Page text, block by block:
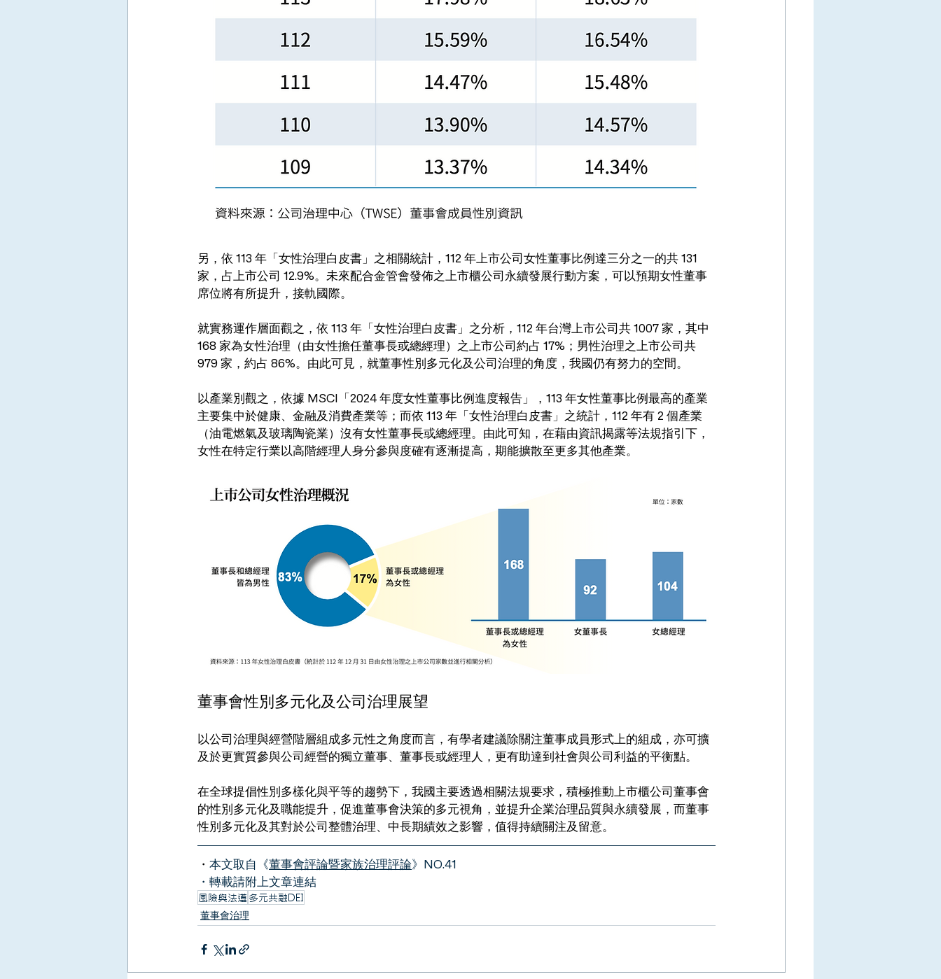
另，依 113 年「女性治理白皮書」之相關統計，112 年上市公司女性董事比例達三分之一的共 131
家，占上市公司 12.9%。未來配合金管會發佈之上市櫃公司永續發展行動方案，可以預期女性董事
席位將有所提升，接軌國際。
就實務運作層面觀之，依 113 年「女性治理白皮書」之分析，112 年台灣上市公司共 1007 家，其中
168 家為女性治理（由女性擔任董事長或總經理）之上市公司約占 17%；男性治理之上市公司共
979 家，約占 86%。由此可見，就董事性別多元化及公司治理的角度，我國仍有努力的空間。
以產業別觀之，依據 MSCI「2024 年度女性董事比例進度報告」，113 年女性董事比例最高的產業
主要集中於健康、金融及消費產業等；而依 113 年「女性治理白皮書」之統計，112 年有 2 個產業
（油電燃氣及玻璃陶瓷業）沒有女性董事長或總經理。由此可知，在藉由資訊揭露等法規指引下，
女性在特定行業以高階經理人身分參與度確有逐漸提高，期能擴散至更多其他產業。
董事會性別多元化及公司治理展望
以公司治理與經營階層組成多元性之角度而言，有學者建議除關注董事成員形式上的組成，亦可擴
及於更實質參與公司經營的獨立董事、董事長或經理人，更有助達到社會與公司利益的平衡點。
在全球提倡性別多樣化與平等的趨勢下，我國主要透過相關法規要求，積極推動上市櫃公司董事會
的性別多元化及職能提升，促進董事會決策的多元視角，並提升企業治理品質與永續發展，而董事
性別多元化及其對於公司整體治理、中長期績效之影響，值得持續關注及留意。
・ 本文取自《董事會評論暨家族治理評論》NO.41
・轉載請附上文章連結
風險與法遵 多元共融DEI
董事會治理